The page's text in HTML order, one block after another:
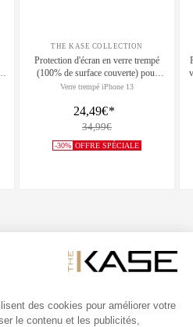
THE KASE COLLECTION
Protection d'écran en verre trempé
(100% de surface couverte) pour
Apple iPhone 13/ 13 Pro/ 14, Noir
Verre trempé iPhone 13
24,49€*
34,99€
-30% OFFRE SPÉCIALE